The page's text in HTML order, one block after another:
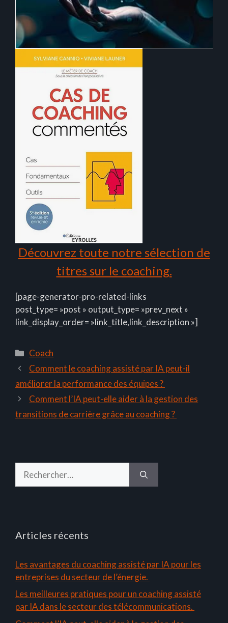
Découvrez toute notre sélection de
titres sur le coaching.
[page-generator-pro-related-links
post_type= »post » output_type= »prev_next »
link_display_order= »link_title,link_description »]
Catégories
Coach
Comment le coaching assisté par IA peut-il
améliorer la performance des équipes ?
Comment l’IA peut-elle aider à la gestion des
transitions de carrière grâce au coaching ?
Articles récents
Les avantages du coaching assisté par IA pour les
entreprises du secteur de l’énergie.
Les meilleures pratiques pour un coaching assisté
par IA dans le secteur des télécommunications.